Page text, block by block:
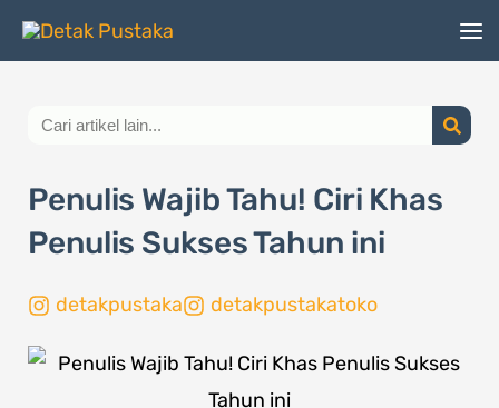
Lewati
Search
Penulis Wajib Tahu! Ciri Khas
Penulis Sukses Tahun ini
detakpustaka detakpustakatoko